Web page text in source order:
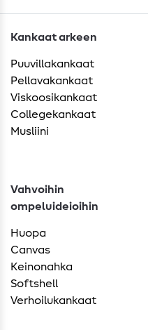
Kankaat arkeen
Puuvillakankaat
Pellavakankaat
Viskoosikankaat
Collegekankaat
Musliini
Vahvoihin
ompeluideioihin
Huopa
Canvas
Keinonahka
Softshell
Verhoilukankaat